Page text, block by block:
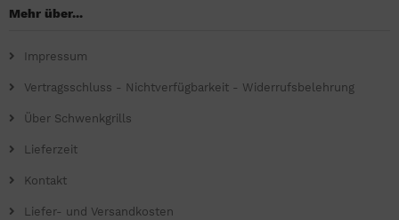
Mehr über...
Impressum
Vertragsschluss - Nichtverfügbarkeit - Widerrufsbelehrung
Über Schwenkgrills
Lieferzeit
Kontakt
Liefer- und Versandkosten